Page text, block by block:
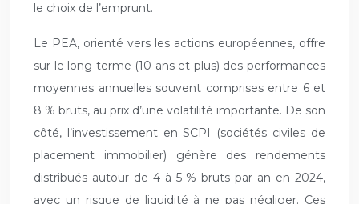
le choix de l’emprunt.
Le PEA, orienté vers les actions européennes, offre
sur le long terme (10 ans et plus) des performances
moyennes annuelles souvent comprises entre 6 et
8 % bruts, au prix d’une volatilité importante. De son
côté, l’investissement en SCPI (sociétés civiles de
placement immobilier) génère des rendements
distribués autour de 4 à 5 % bruts par an en 2024,
avec un risque de liquidité à ne pas négliger. Ces